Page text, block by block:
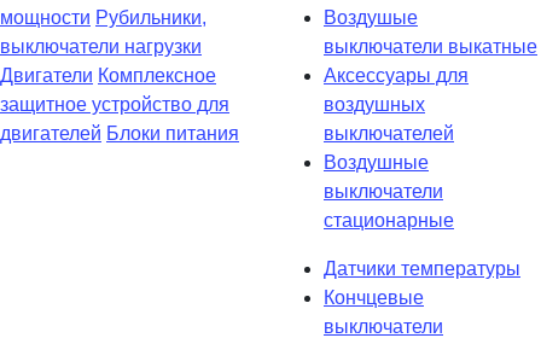
мощности Рубильники,
выключатели нагрузки
Двигатели Комплексное
защитное устройство для
двигателей Блоки питания
Воздушые
выключатели выкатные
Аксессуары для
воздушных
выключателей
Воздушные
выключатели
стационарные
Датчики температуры
Кончцевые
выключатели